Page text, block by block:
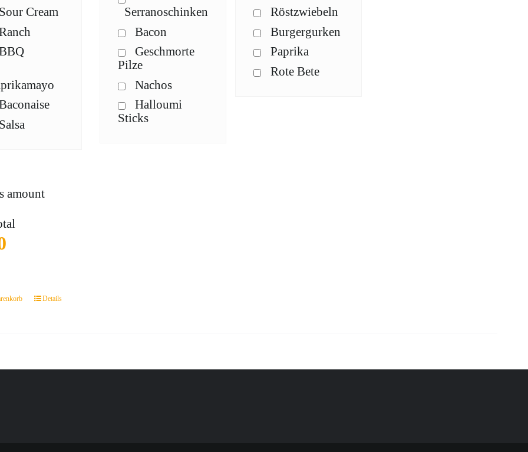
Cream
Serranoschinken
Bacon
Geschmorte
Pilze
Nachos
Halloumi
Sticks
Röstzwiebeln
Burgergurken
Paprika
Rote Bete
amount
Details